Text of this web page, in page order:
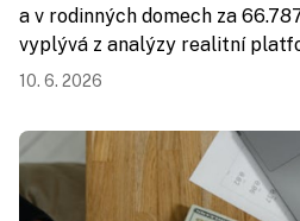
a v rodinných domech za
vyplývá z analýzy realitní
10. 6. 2026